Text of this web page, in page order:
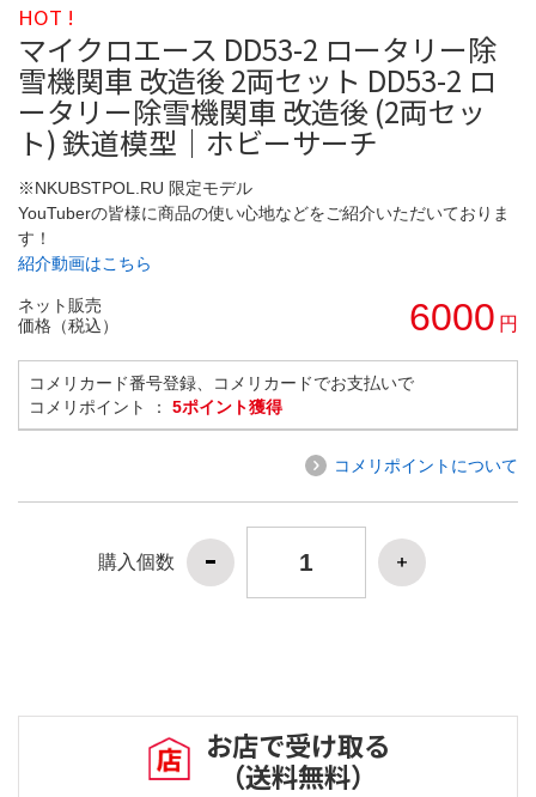
HOT !
マイクロエース DD53-2 ロータリー除
雪機関車 改造後 2両セット DD53-2 ロ
ータリー除雪機関車 改造後 (2両セッ
ト) 鉄道模型｜ホビーサーチ
※NKUBSTPOL.RU 限定モデル
YouTuberの皆様に商品の使い心地などをご紹介いただいておりま
す！
紹介動画はこちら
ネット販売
価格（税込）
6000 円
コメリカード番号登録、コメリカードでお支払いで
コメリポイント ： 5ポイント獲得
コメリポイントについて
購入個数
お店で受け取る
（送料無料）